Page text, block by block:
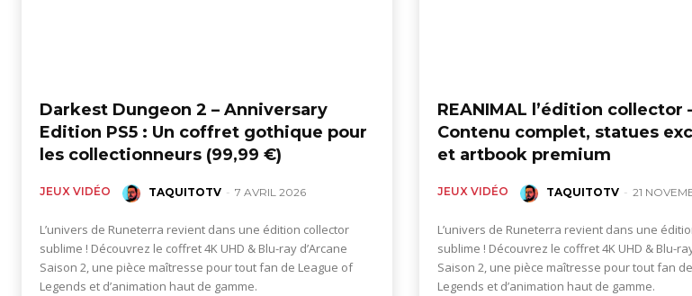
des
Darkest Dungeon 2 – Anniversary
Edition PS5 : Un coffret gothique pour
les collectionneurs (99,99 €)
JEUX VIDÉO TAQUITOTV - 7 AVRIL 2026
L’univers de Runeterra revient dans une édition collector
sublime ! Découvrez le coffret 4K UHD & Blu-ray d’Arcane
Saison 2, une pièce maîtresse pour tout fan de League of
Legends et d’animation haut de gamme.
REANIMAL l’édition collector
Contenu complet, statues
et artbook premium
JEUX VIDÉO TAQUITOTV - 21
L’univers de Runeterra revient dans une
sublime ! Découvrez le coffret 4K UHD & Blu-
Saison 2, une pièce maîtresse pour tout fan
Legends et d’animation haut de gamme.